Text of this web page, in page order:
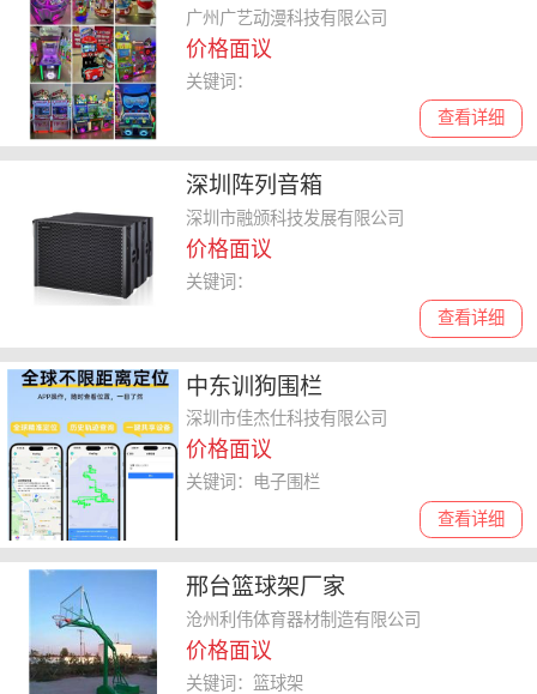
广州广艺动漫科技有限公司
价格面议
查看详细
关键词：
深圳阵列音箱
深圳市融颁科技发展有限公司
价格面议
查看详细
关键词：
中东训狗围栏
深圳市佳杰仕科技有限公司
价格面议
查看详细
关键词：电子围栏
邢台篮球架厂家
沧州利伟体育器材制造有限公司
价格面议
关键词：篮球架